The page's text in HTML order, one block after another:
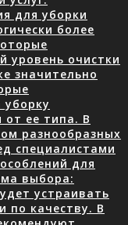
для уборки
более
уровень очистки
значительно
от ее типа. В
разнообразных
специалистами
для
выбора:
устраивать
по качеству. В